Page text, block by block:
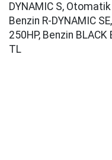
DYNAMIC S,
Benzin R-DYNAMIC
250HP, Benzin
TL